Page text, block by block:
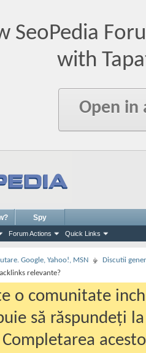
SeoPedia
with
Open in
Forum Actions Quick Links
Spy
Google, Yahoo!, MSN
Discutii
relevante?
o comunitate
să răspundeți